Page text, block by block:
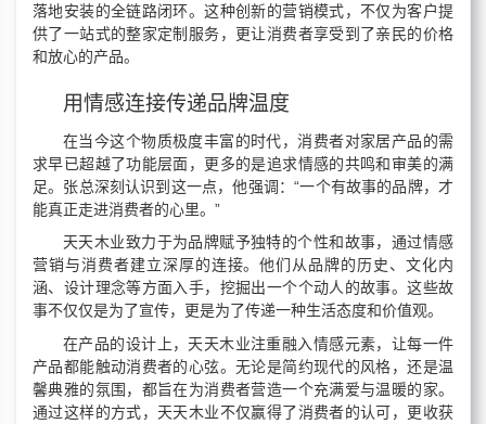
落地安装的全链路闭环。这种创新的营销模式，不仅为客户提
供了一站式的整家定制服务，更让消费者享受到了亲民的价格
和放心的产品。
用情感连接传递品牌温度
在当今这个物质极度丰富的时代，消费者对家居产品的需
求早已超越了功能层面，更多的是追求情感的共鸣和审美的满
足。张总深刻认识到这一点，他强调：“一个有故事的品牌，才
能真正走进消费者的心里。”
天天木业致力于为品牌赋予独特的个性和故事，通过情感
营销与消费者建立深厚的连接。他们从品牌的历史、文化内
涵、设计理念等方面入手，挖掘出一个个动人的故事。这些故
事不仅仅是为了宣传，更是为了传递一种生活态度和价值观。
在产品的设计上，天天木业注重融入情感元素，让每一件
产品都能触动消费者的心弦。无论是简约现代的风格，还是温
馨典雅的氛围，都旨在为消费者营造一个充满爱与温暖的家。
通过这样的方式，天天木业不仅赢得了消费者的认可，更收获